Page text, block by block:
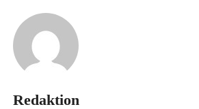
Redaktion